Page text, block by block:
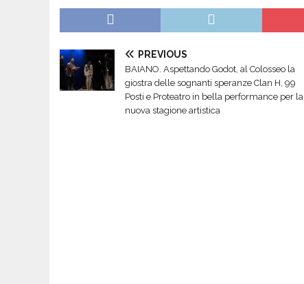
PREVIOUS
BAIANO. Aspettando Godot, al Colosseo la
giostra delle sognanti speranze Clan H, 99
Posti e Proteatro in bella performance per la
nuova stagione artistica